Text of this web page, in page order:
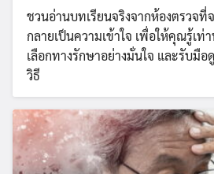
ชวนอ่านบทเรียนจริงจากห้องตรวจที่
กลายเป็นความเข้าใจ เพื่อให้คุณรู้เท่
เลือกทางรักษาอย่างมั่นใจ และรับมือ
วิธี